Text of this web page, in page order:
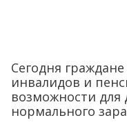
Сегодня
инвалидов и
возможности
нормального